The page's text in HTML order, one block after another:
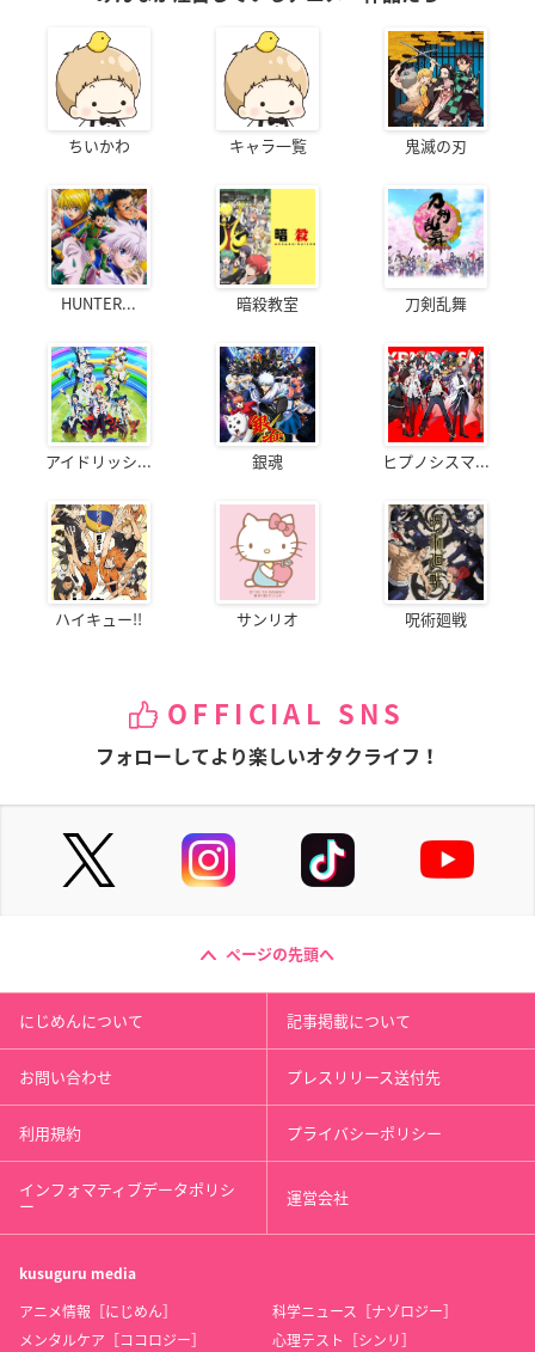
ちいかわ キャラ一覧 鬼滅の刃
HUNTER... 暗殺教室 刀剣乱舞
アイドリッシ... 銀魂 ヒプノシスマ...
ハイキュー!! サンリオ 呪術廻戦
OFFICIAL SNS
フォローしてより楽しいオタクライフ！
ページの先頭へ
にじめんについて 記事掲載について
お問い合わせ プレスリリース送付先
利用規約 プライバシーポリシー
インフォマティブデータポリシ
ー 運営会社
kusuguru media
アニメ情報［にじめん］
科学ニュース［ナゾロジー］
メンタルケア［ココロジー］
心理テスト［シンリ］